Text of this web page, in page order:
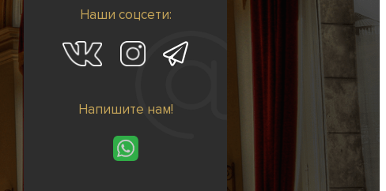
Наши соцсети:
Напишите нам!